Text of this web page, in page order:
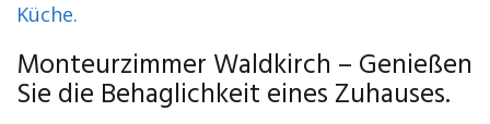
Küche.
Monteurzimmer Waldkirch – Genießen
Sie die Behaglichkeit eines Zuhauses.